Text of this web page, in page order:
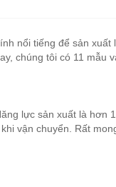
nổi tiếng để sản
chúng tôi có 11 mẫu
lực sản xuất là
vận chuyển. Rất